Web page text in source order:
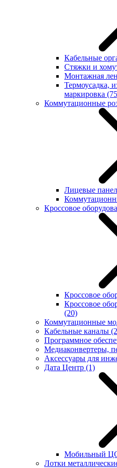
Кабельные
Стяжки и
Монтажная
Термоусадка,
маркировка
Коммутационные
Лицевые
Кроссовое
Кроссовое
Кроссовое
(20)
Коммутационные
Кабельные каналы
Программное
Медиаконвертеры,
Аксессуары для
Дата Центр (1)
Мобильный
Лотки